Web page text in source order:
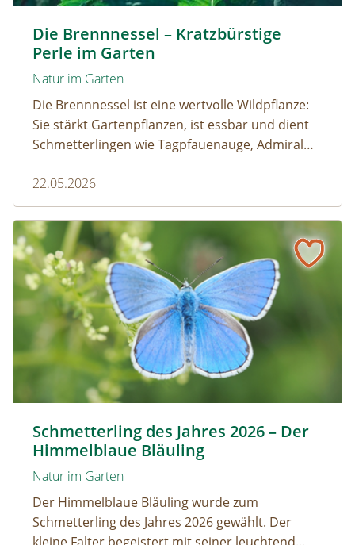
Die Brennnessel – Kratzbürstige
Perle im Garten
Natur im Garten
Die Brennnessel ist eine wertvolle Wildpflanze:
Sie stärkt Gartenpflanzen, ist essbar und dient
Schmetterlingen wie Tagpfauenauge, Admiral
Wer sie im Garten stehen lässt, fördert die
Artenvielfalt.
22.05.2026
Schmetterling des Jahres 2026 – Der
Himmelblaue Bläuling
Natur im Garten
Der Himmelblaue Bläuling wurde zum
Schmetterling des Jahres 2026 gewählt. Der
Schmetterling des Jahres 2026 – Der Himmelblaue